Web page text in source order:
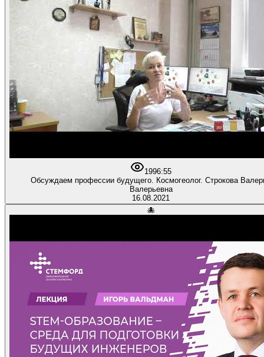
1996:55
Обсуждаем профессии будущего. Космогеолог. Строкова
Валерьевна
16.08.2021
🐙